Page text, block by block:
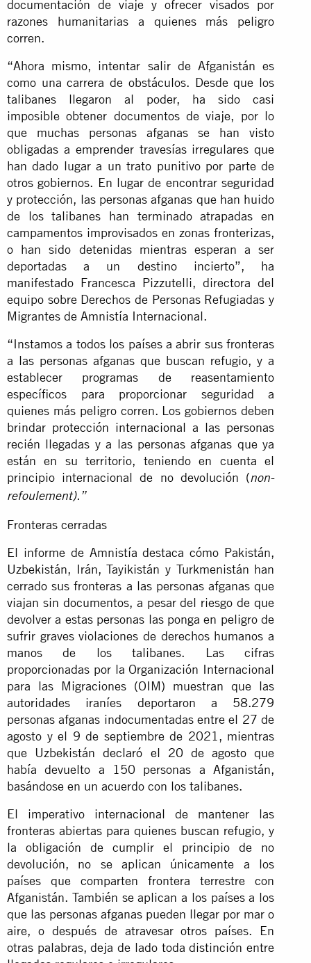
documentación de viaje y ofrecer visados por
razones humanitarias a quienes más peligro
corren.
“Ahora mismo, intentar salir de Afganistán es
como una carrera de obstáculos. Desde que los
talibanes llegaron al poder, ha sido casi
imposible obtener documentos de viaje, por lo
que muchas personas afganas se han visto
obligadas a emprender travesías irregulares que
han dado lugar a un trato punitivo por parte de
otros gobiernos. En lugar de encontrar seguridad
y protección, las personas afganas que han huido
de los talibanes han terminado atrapadas en
campamentos improvisados en zonas fronterizas,
o han sido detenidas mientras esperan a ser
deportadas a un destino incierto”, ha
manifestado Francesca Pizzutelli, directora del
equipo sobre Derechos de Personas Refugiadas y
Migrantes de Amnistía Internacional.
“Instamos a todos los países a abrir sus fronteras
a las personas afganas que buscan refugio, y a
establecer programas de reasentamiento
específicos para proporcionar seguridad a
quienes más peligro corren. Los gobiernos deben
brindar protección internacional a las personas
recién llegadas y a las personas afganas que ya
están en su territorio, teniendo en cuenta el
principio internacional de no devolución (non-
refoulement).”
Fronteras cerradas
El informe de Amnistía destaca cómo Pakistán,
Uzbekistán, Irán, Tayikistán y Turkmenistán han
cerrado sus fronteras a las personas afganas que
viajan sin documentos, a pesar del riesgo de que
devolver a estas personas las ponga en peligro de
sufrir graves violaciones de derechos humanos a
manos de los talibanes. Las cifras
proporcionadas por la Organización Internacional
para las Migraciones (OIM) muestran que las
autoridades iraníes deportaron a 58.279
personas afganas indocumentadas entre el 27 de
agosto y el 9 de septiembre de 2021, mientras
que Uzbekistándeclaró el 20 de agosto que
había devuelto a 150 personas a Afganistán,
basándose en un acuerdo con los talibanes.
El imperativo internacional de mantener las
fronteras abiertas para quienes buscan refugio, y
la obligación de cumplir el principio de no
devolución, no se aplican únicamente a los
países que comparten frontera terrestre con
Afganistán. También se aplican a los países a los
que las personas afganas pueden llegar por mar o
aire, o después de atravesar otros países. En
otras palabras, deja de lado toda distinción entre